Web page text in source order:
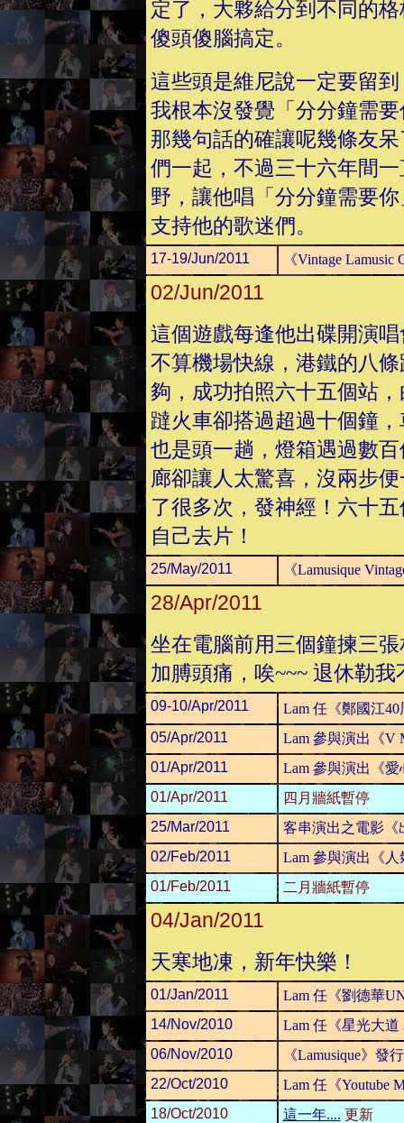
定了，大夥給分到不同的
傻頭傻腦搞定。
這些頭是維尼說一定要留
我根本沒發覺「分分鐘需
那幾句話的確讓呢幾條友
們一起，不過三十六年間
野，讓他唱「分分鐘需要
支持他的歌迷們。
17-19/Jun/2011 《Vintage
02/Jun/2011
這個遊戲每逢他出碟開演
不算機場快線，港鐵的八
夠，成功拍照六十五個站
躂火車卻搭過超過十個鐘
也是頭一趟，燈箱遇過數
廊卻讓人太驚喜，沒兩步
了很多次，發神經！六十
自己去片！
25/May/2011 《Lamusique
28/Apr/2011
坐在電腦前用三個鐘揀三
加膊頭痛，唉~~~ 退休勒我
09-10/Apr/2011
Lam 任《鄭國江
05/Apr/2011
Lam 參與演出《V
01/Apr/2011
Lam 參與演出《
01/Apr/2011
四月牆紙暫停
25/Mar/2011
客串演出之電影《
02/Feb/2011
Lam 參與演出《
01/Feb/2011
二月牆紙暫停
04/Jan/2011
天寒地凍，新年快樂！
01/Jan/2011
Lam 任《劉德華
14/Nov/2010
Lam 任《星光大道
06/Nov/2010
《Lamusique》發行
22/Oct/2010
Lam 任《Youtube
18/Oct/2010
這一年.... 更新